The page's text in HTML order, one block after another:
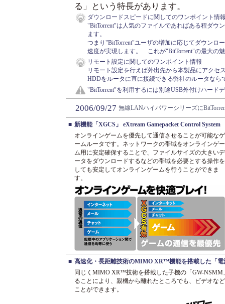
る」という特長があります。
ダウンロードスピードに関してのワンポイント情
"BitTorrent"は人気のファイルであればある程ダウ
ます。
つまり"BitTorrent"ユーザの増加に応じてダウンロ
速度が実現します。 これが"BitTorrent"の最大の
リモート設定に関してのワンポイント情報
リモート設定を行えば外出先から本製品にアクセ
HDDをルータに直に接続できる弊社のルータなら
"BitTorrent"を利用するには別途USB外付けハード
2006/09/27 無線LANハイパワーシリーズに
■ 新機能「XGCS」 eXtream Gamepacket Control System
オンラインゲームを優先して通信させることが可能なゲ
ームルータです。ネットワークの帯域をオンラインゲー
ム用に安定確保することで、ファイルサイズの大きいデ
ータをダウンロードするなどの帯域を必要とする操作を
しても安定してオンラインゲームを行うことができま
す。
■ 高速化・長距離技術のMIMO XR™機能を搭載した「電
同じくMIMO XR™技術を搭載した子機の「GW-
ることにより、親機から離れたところでも、ビデオな
ことができます。